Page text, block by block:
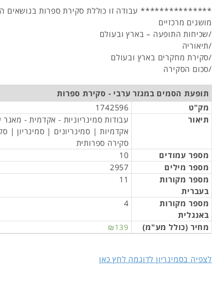
*************** עבודה זו כוללת סקירת ספרות בנושאים
מושגים מרכזיים
/שכיחות התופעה – בארץ ובעולם
/תיאוריה
/סקירת מחקרים בארץ ובעולם
/סכום הסקירה
תופעת הסמים במגזר ערבי - סקירת ספרות
מק"ט
1742596
תיאור
עבודות סמינריוניות - אקדמית - מאגר
אקדמיות | סמינריונים | סמינריון |
סקירה ספרותית
מספר עמודים
10
מספר מילים
2957
מספר מקורות
בעברית
11
מספר מקורות
באנגלית
4
מחיר (כולל מע"מ) ₪139
לצפיה בסמינריון לדוגמה לחץ כאן